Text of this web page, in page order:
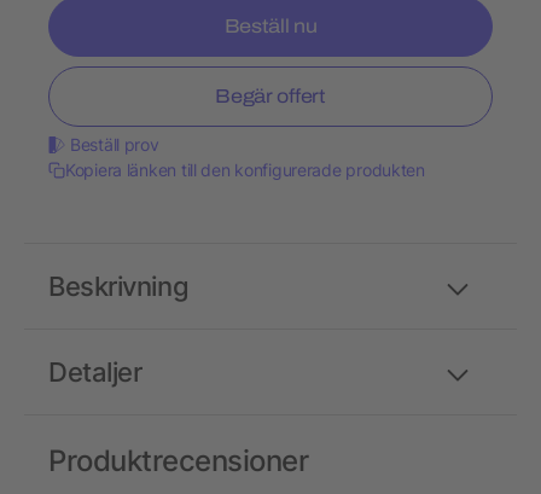
Beställ nu
Begär offert
Beställ prov
Kopiera länken till den konfigurerade produkten
Detaljer
Beskrivning
Produktrecensioner